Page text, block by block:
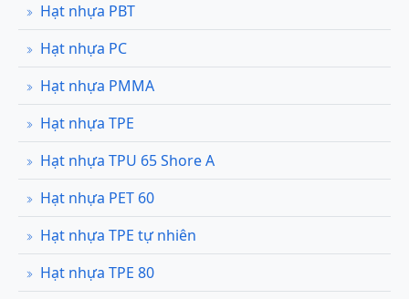
Hạt nhựa PBT
Hạt nhựa PC
Hạt nhựa PMMA
Hạt nhựa TPE
Hạt nhựa TPU 65 Shore A
Hạt nhựa PET 60
Hạt nhựa TPE tự nhiên
Hạt nhựa TPE 80